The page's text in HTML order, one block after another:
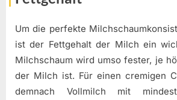
Um die perfekte
ist der Fettgehalt der Milch ein
Milchschaum wird umso fester, je
der Milch ist. Für einen cremigen
demnach Vollmilch mit